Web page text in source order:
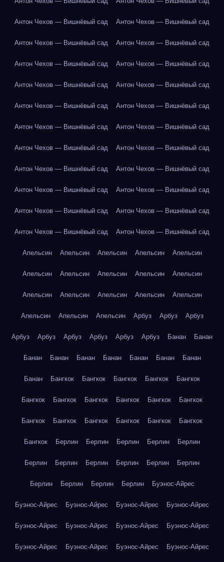
Антон Чехов — Вишнёвый сад Антон Чехов — Вишнёвый сад
Антон Чехов — Вишнёвый сад Антон Чехов — Вишнёвый сад
Антон Чехов — Вишнёвый сад Антон Чехов — Вишнёвый сад
Антон Чехов — Вишнёвый сад Антон Чехов — Вишнёвый сад
Антон Чехов — Вишнёвый сад Антон Чехов — Вишнёвый сад
Антон Чехов — Вишнёвый сад Антон Чехов — Вишнёвый сад
Антон Чехов — Вишнёвый сад Антон Чехов — Вишнёвый сад
Антон Чехов — Вишнёвый сад Антон Чехов — Вишнёвый сад
Антон Чехов — Вишнёвый сад Антон Чехов — Вишнёвый сад
Антон Чехов — Вишнёвый сад Антон Чехов — Вишнёвый сад
Антон Чехов — Вишнёвый сад Антон Чехов — Вишнёвый сад
Апельсин Апельсин Апельсин Апельсин Апельсин
Апельсин Апельсин Апельсин Апельсин Апельсин
Апельсин Апельсин Апельсин Апельсин Апельсин
Апельсин Апельсин Апельсин Арбуз Арбуз Арбуз
Арбуз Арбуз Арбуз Арбуз Арбуз Арбуз Банан Банан
Банан Банан Банан Банан Банан Банан Банан
Банан Бангкок Бангкок Бангкок Бангкок Бангкок
Бангкок Бангкок Бангкок Бангкок Бангкок Бангкок
Бангкок Бангкок Бангкок Бангкок Бангкок Бангкок
Бангкок Берлин Берлин Берлин Берлин Берлин
Берлин Берлин Берлин Берлин Берлин Берлин
Берлин Берлин Берлин Берлин Буэнос-Айрес
Буэнос-Айрес Буэнос-Айрес Буэнос-Айрес Буэнос-Айрес
Буэнос-Айрес Буэнос-Айрес Буэнос-Айрес Буэнос-Айрес
Буэнос-Айрес Буэнос-Айрес Буэнос-Айрес Буэнос-Айрес